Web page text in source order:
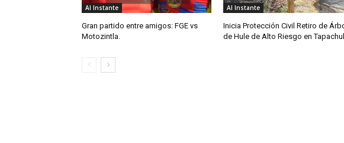
Al Instante
Gran partido entre amigos: FGE vs
Motozintla.
Al Instante
Inicia Protección Civil Retiro de
de Hule de Alto Riesgo en